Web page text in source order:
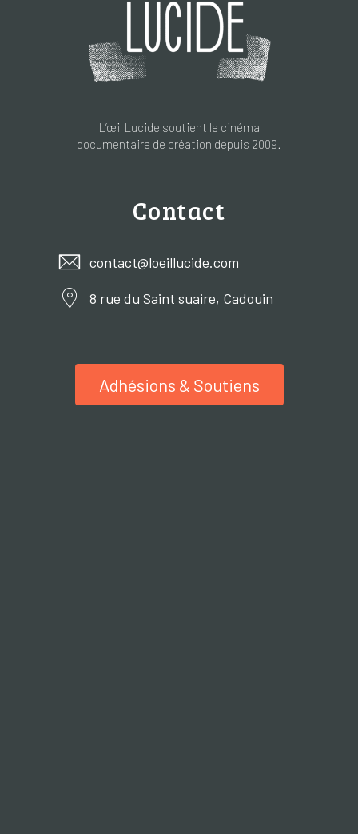
L’œil Lucide soutient le cinéma
documentaire de création depuis 2009.
Contact
contact@loeillucide.com
8 rue du Saint suaire, Cadouin
Adhésions & Soutiens